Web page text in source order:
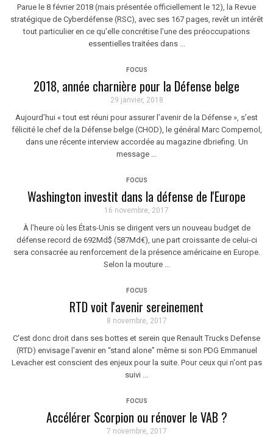
Parue le 8 février 2018 (mais présentée officiellement le 12), la Revue
stratégique de Cyberdéfense (RSC), avec ses 167 pages, revêt un intérêt
tout particulier en ce qu’elle concrétise l’une des préoccupations
essentielles traitées dans ...
FOCUS
2018, année charnière pour la Défense belge
29 janvier, 2018
Aujourd’hui « tout est réuni pour assurer l’avenir de la Défense », s’est
félicité le chef de la Défense belge (CHOD), le général Marc Compernol,
dans une récente interview accordée au magazine dbriefing. Un
message ...
FOCUS
Washington investit dans la défense de l'Europe
16 novembre, 2017
À l’heure où les États-Unis se dirigent vers un nouveau budget de
défense record de 692Md$ (587Md€), une part croissante de celui-ci
sera consacrée au renforcement de la présence américaine en Europe.
Selon la mouture ...
FOCUS
RTD voit l'avenir sereinement
8 novembre, 2017
C'est donc droit dans ses bottes et serein que Renault Trucks Defense
(RTD) envisage l'avenir en “stand alone” même si son PDG Emmanuel
Levacher est conscient des enjeux pour la suite. Pour ceux qui n'ont pas
suivi ...
FOCUS
Accélérer Scorpion ou rénover le VAB ?
7 novembre, 2017